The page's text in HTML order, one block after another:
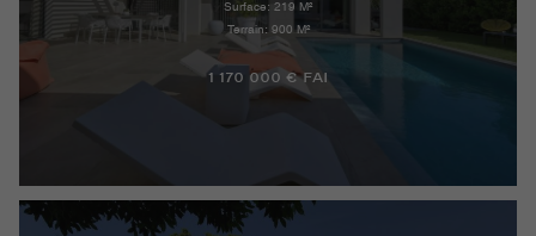
Surface: 219 M²
Terrain: 900 M²
1 170 000 € FAI